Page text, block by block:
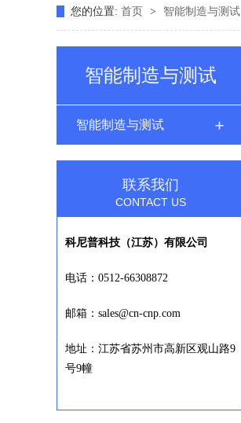
您的位置: 首页 > 智能制造与测试
智能制造与测试
智能制造与测试
联系我们
CONTACT US
科尼普科技（江苏）有限公司
电话：0512-66308872
邮箱：sales@cn-cnp.com
地址：江苏省苏州市高新区观山路9
号9幢